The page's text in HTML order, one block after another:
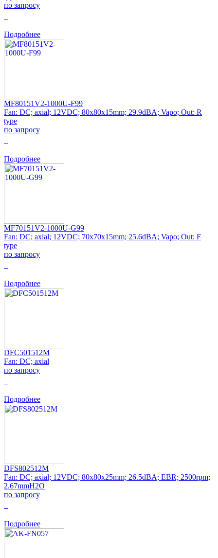
по запросу
Подробнее
MF80151V2-1000U-F99
Fan: DC; axial; 12VDC; 80x80x15mm; 29.9dBA; Vapo; Out: R
type
по запросу
Подробнее
MF70151V2-1000U-G99
Fan: DC; axial; 12VDC; 70x70x15mm; 25.6dBA; Vapo; Out: F
type
по запросу
Подробнее
DFC501512M
Fan: DC; axial
по запросу
Подробнее
DFS802512M
Fan: DC; axial; 12VDC; 80x80x25mm; 26.5dBA; EBR; 2500rpm;
2.67mmH2O
по запросу
Подробнее